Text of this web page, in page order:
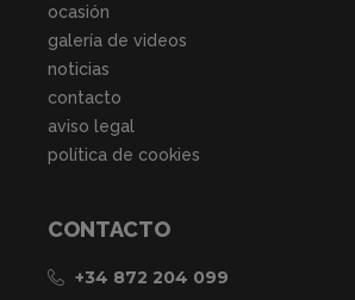
ocasión
galería de videos
noticias
contacto
aviso legal
política de cookies
CONTACTO
+34 872 204 099